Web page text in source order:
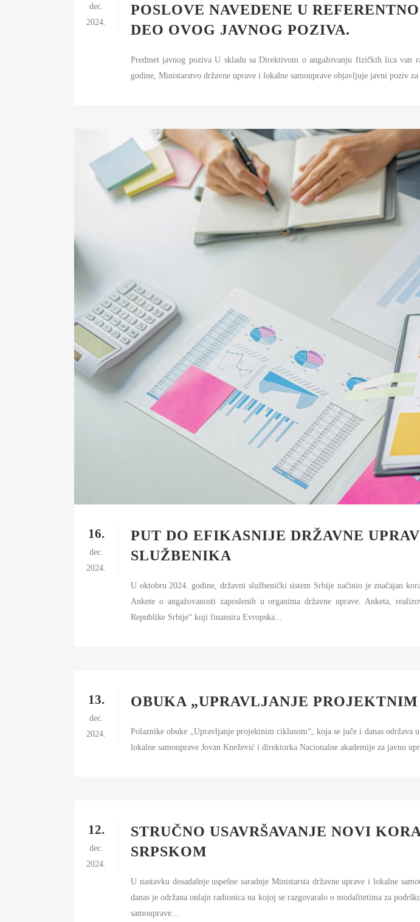
INFORMATOR O RADU
KONTROLA
PLAN JAVNIH NABAVKI I IZVEŠTAJI
dec.
2024.
POSLOVE NAVEDENE U
DEO OVOG JAVNOG POZIVA.
Predmet javnog poziva U skladu sa Direktivom o angažovanju fizičkih lica van
godine, Ministarstvo državne uprave i lokalne samouprave objavljuje javni poziv
16.
dec.
2024.
PUT DO EFIKASNIJE DRŽAVNE
SLUŽBENIKA
U oktobru 2024. godine, državni službenički sistem Srbije načinio je značajan
Ankete o angažovanosti zaposlenih u organima državne uprave. Anketa,
Republike Srbije“ koji finansira Evropska...
13.
dec.
2024.
OBUKA „UPRAVLJANJE
Polaznike obuke „Upravljanje projektnim ciklusom“, koja se juče i danas
lokalne samouprave Jovan Knežević i direktorka Nacionalne akademije za javnu
12.
dec.
2024.
STRUČNO USAVRŠAVANJE NOVI
SRPSKOM
U nastavku dosadašnje uspešne saradnje Ministarsta državne uprave i lokalne
danas je održana onlajn radionica na kojoj se razgovaralo o modalitetima za
samouprave...